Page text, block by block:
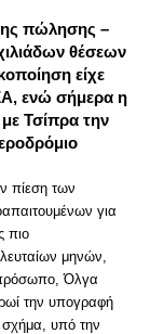
πώλησης –
θέσεων
είχε
ενώ σήμερα η
Τσίπρα την
πίεση των
για
πιο
μηνών,
Όλγα
την υπογραφή
σχήμα, υπό την